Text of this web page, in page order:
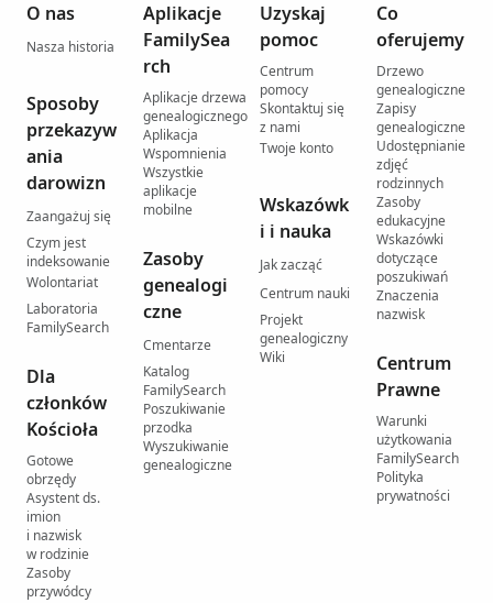
O nas
Nasza historia
Sposoby
przekazyw
ania
darowizn
Zaangażuj się
Czym jest
indeksowanie
Wolontariat
Laboratoria
FamilySearch
Dla
członków
Kościoła
Gotowe
obrzędy
Asystent ds.
imion
i nazwisk
w rodzinie
Zasoby
przywódcy
Aplikacje
FamilySea
rch
Aplikacje drzewa
genealogicznego
Aplikacja
Wspomnienia
Wszystkie
aplikacje
mobilne
Zasoby
genealogi
czne
Cmentarze
Katalog
FamilySearch
Poszukiwanie
przodka
Wyszukiwanie
genealogiczne
Uzyskaj
pomoc
Centrum
pomocy
Skontaktuj się
z nami
Twoje konto
Wskazówk
i i nauka
Jak zacząć
Centrum nauki
Projekt
genealogiczny
Wiki
Co
oferujemy
Drzewo
genealogiczne
Zapisy
genealogiczne
Udostępnianie
zdjęć
rodzinnych
Zasoby
edukacyjne
Wskazówki
dotyczące
poszukiwań
Znaczenia
nazwisk
Centrum
Prawne
Warunki
użytkowania
FamilySearch
Polityka
prywatności